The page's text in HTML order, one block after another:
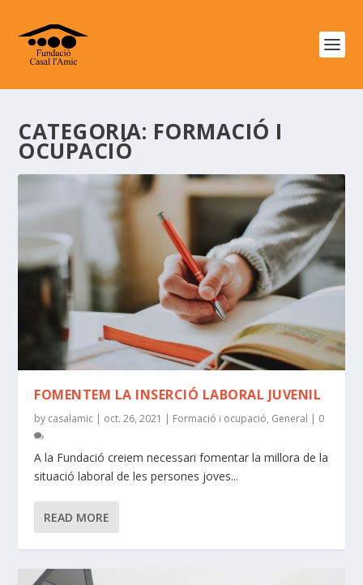
CATEGORIA: FORMACIÓ I
OCUPACIÓ
FOMENTEM LA INSERCIÓ LABORAL JUVENIL
by casalamic | oct. 26, 2021 | Formació i ocupació, General | 0
A la Fundació creiem necessari fomentar la millora de la
situació laboral de les persones joves...
READ MORE